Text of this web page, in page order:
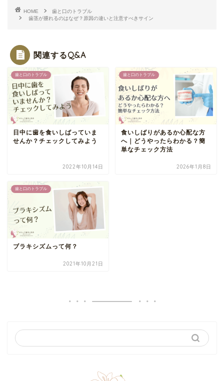
HOME
歯と口のトラブル
歯茎が腫れるのはなぜ？原因の違いと注意すべきサイン
関連するQ&A
歯と口のトラブル
日中に歯を食いしばっていま
せんか？チェックしてみよう
2022年10月14日
歯と口のトラブル
食いしばりがあるか心配な方
へ｜どうやったらわかる？簡
単なチェック方法
2026年1月8日
歯と口のトラブル
ブラキシズムって何？
2021年10月21日